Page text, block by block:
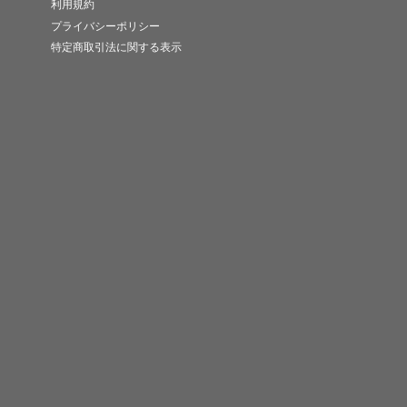
利用規約
プライバシーポリシー
特定商取引法に関する表示